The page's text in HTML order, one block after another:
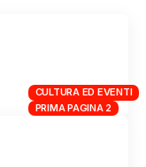
CULTURA ED EVENTI
PRIMA PAGINA 2